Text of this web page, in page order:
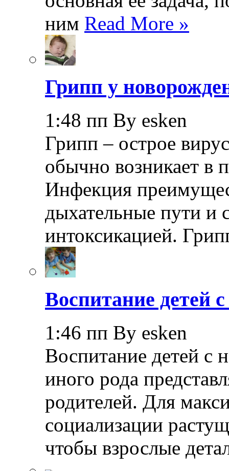
ним Read More »
Грипп у
1:48 пп By esken
Грипп – острое
обычно возникает в
Инфекция
дыхательные пути и
интоксикацией.
Воспитание детей
1:46 пп By esken
Воспитание детей с
иного рода
родителей. Для
социализации
чтобы взрослые